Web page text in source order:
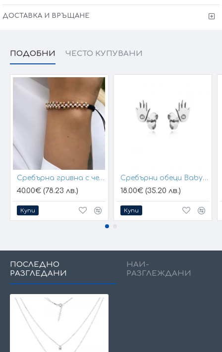
ДОСТАВКА И ВРЪЩАНЕ
ПОДОБНИ ЧЕСТО КУПУВАНИ
Сребърна гривна с черен конец и позлатени топчета
40.00€ (78.23 лв.)
Купи
Сребърни обеци Baby Hands
18.00€ (35.20 лв.)
Купи
ПОСЛЕДНО
РАЗГЛЕДАНИ
НАЙ-
РАЗГЛЕЖДАНИ